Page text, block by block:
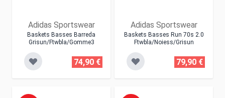
Adidas Sportswear
Baskets Basses Barreda
Grisun/ftwbla/gomme3
74,90 €
Adidas Sportswear
Baskets Basses Run 70s 2.0
Ftwbla/noiess/grisun
79,90 €